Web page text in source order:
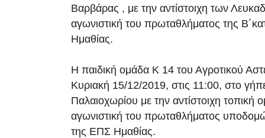
Βαρβάρας , με την αντίστοιχη των
αγωνιστική του πρωταθλήματος της
Ημαθίας.
Η παιδική ομάδα Κ 14 του Αγροτικού
Κυριακή 15/12/2019, στις 11:00, στο
Παλαιοχωρίου με την αντίστοιχη τοπική
αγωνιστική του πρωταθλήματος
της ΕΠΣ Ημαθίας.